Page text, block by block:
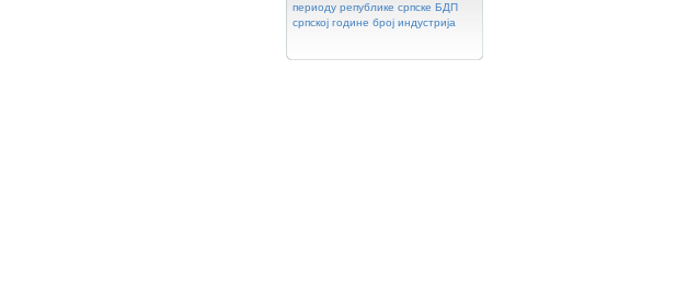
периоду републике српске БДП
српској године број индустрија